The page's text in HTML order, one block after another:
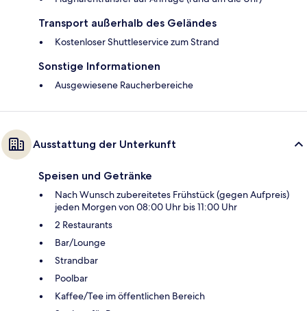
Transport außerhalb des Geländes
Kostenloser Shuttleservice zum Strand
Sonstige Informationen
Ausgewiesene Raucherbereiche
Ausstattung der Unterkunft
Speisen und Getränke
Nach Wunsch zubereitetes Frühstück (gegen Aufpreis)
jeden Morgen von 08:00 Uhr bis 11:00 Uhr
2 Restaurants
Bar/Lounge
Strandbar
Poolbar
Kaffee/Tee im öffentlichen Bereich